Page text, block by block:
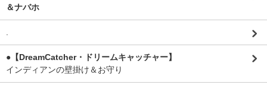
＆ナバホ
●【DreamCatcher・ドリームキャッチャー】
インディアンの壁掛け＆お守り